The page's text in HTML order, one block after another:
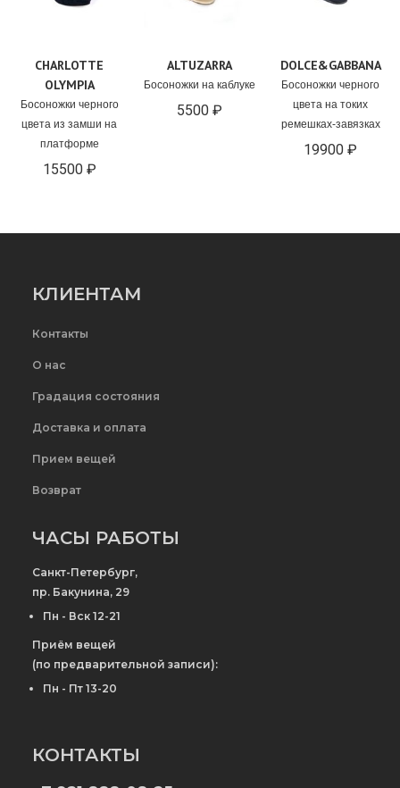
CHARLOTTE
OLYMPIA
Босоножки черного
цвета из замши на
платформе
15500 ₽
ALTUZARRA
Босоножки на каблуке
5500 ₽
DOLCE&GABBANA
Босоножки черного
цвета на токих
ремешках-завязках
19900 ₽
КЛИЕНТАМ
Контакты
О нас
Градация состояния
Доставка и оплата
Прием вещей
Возврат
ЧАСЫ РАБОТЫ
Санкт-Петербург,
пр. Бакунина, 29
Пн - Вск 12-21
Приём вещей
(по предварительной записи):
Пн - Пт 13-20
КОНТАКТЫ